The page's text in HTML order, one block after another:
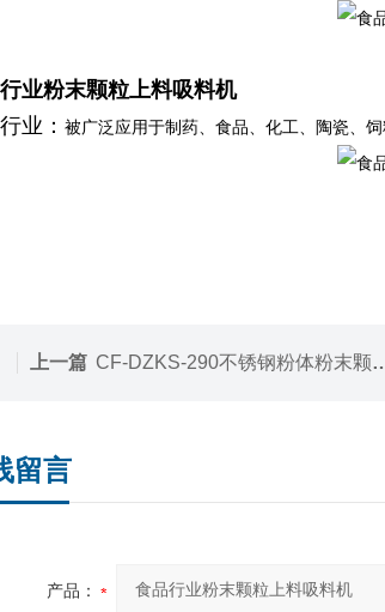
业粉末颗粒上料吸料机
业： 被广泛应用于制药、食品、化工、陶瓷、
上一篇 CF-DZKS-290不锈钢粉体粉末颗粒真空上料机-可非标定制
留言
产品：